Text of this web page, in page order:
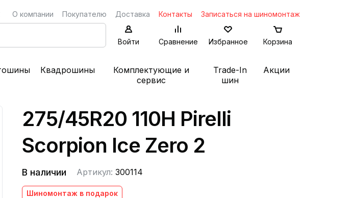
О компании Покупателю Доставка Контакты Записаться на шиномонтаж
Войти Сравнение Избранное Корзина
Квадрошины
Комплектующие и
сервис
Trade-In
шин
Акции
275/45R20 110H Pirelli
Scorpion Ice Zero 2
В наличии Артикул: 300114
Шиномонтаж в подарок